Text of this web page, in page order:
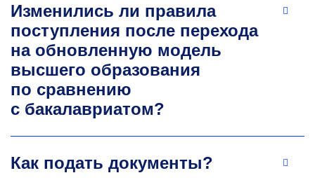
Изменились ли правила
поступления после перехода
на обновленную модель
высшего образования
по сравнению
с бакалавриатом?
Как подать документы?